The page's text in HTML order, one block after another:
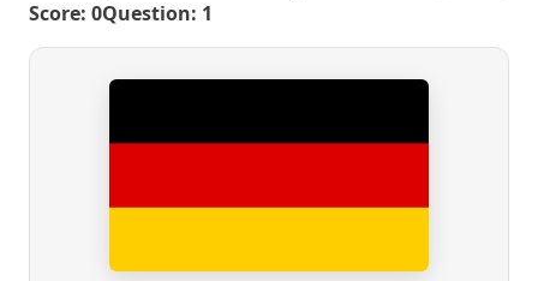
Score: 0Question: 1